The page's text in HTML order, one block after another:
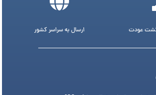
عودت ارسال به سراسر کشور